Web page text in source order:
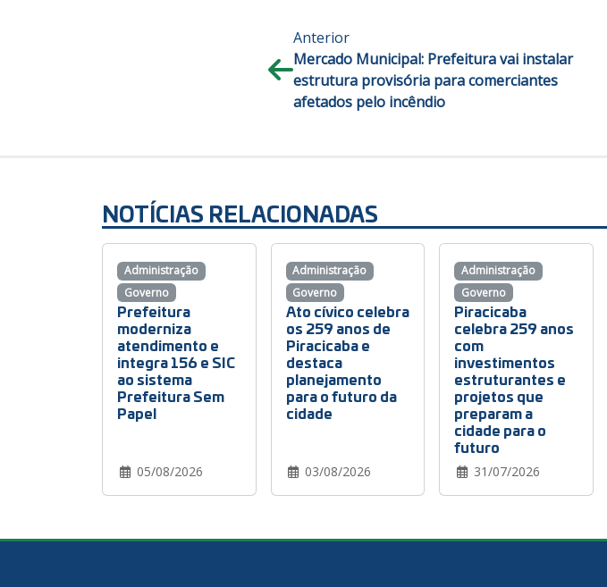
Anterior
Mercado Municipal: Prefeitura vai instalar
estrutura provisória para comerciantes
afetados pelo incêndio
NOTÍCIAS RELACIONADAS
Prefeitura
moderniza
atendimento e
integra 156 e SIC
ao sistema
Prefeitura Sem
Papel
05/08/2026
Administração
Governo
Ato cívico celebra
os 259 anos de
Piracicaba e
destaca
planejamento
para o futuro da
cidade
03/08/2026
Administração
Governo
Piracicaba
celebra 259 anos
com
investimentos
estruturantes e
projetos que
preparam a
cidade para o
futuro
31/07/2026
Administração
Governo